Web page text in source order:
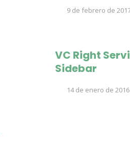
9 de febrero de
VC Right
Sidebar
14 de enero de 2016